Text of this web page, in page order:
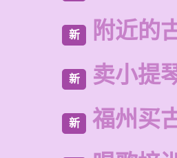
新 附近的
新 卖小提
新 福州买